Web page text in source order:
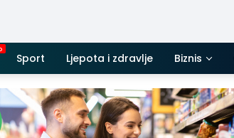
Sport Ljepota i zdravlje Biznis